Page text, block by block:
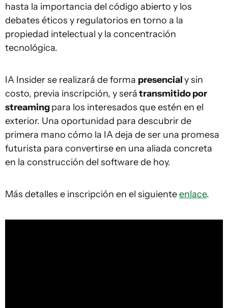
hasta la importancia del código abierto y los
debates éticos y regulatorios en torno a la
propiedad intelectual y la concentración
tecnológica.
IA Insider se realizará de forma presencialy sin
costo, previa inscripción, y serátransmitido por
streamingpara los interesados que estén en el
exterior. Una oportunidad para descubrir de
primera mano cómo la IA deja de ser una promesa
futurista para convertirse en una aliada concreta
en la construcción del software de hoy.
Más detalles e inscripción en el siguienteenlace.